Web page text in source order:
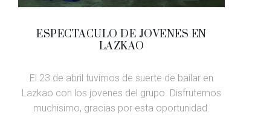
ESPECTACULO DE JOVENES EN
LAZKAO
El 23 de abril tuvimos de suerte de bailar en
Lazkao con los jovenes del grupo. Disfrutemos
muchisimo, gracias por esta oportunidad.